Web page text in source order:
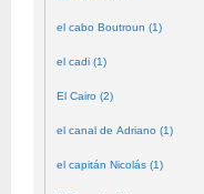
el cabo Boutroun (1)
el cadi (1)
El Cairo (2)
el canal de Adriano (1)
el capitán Nicolás (1)